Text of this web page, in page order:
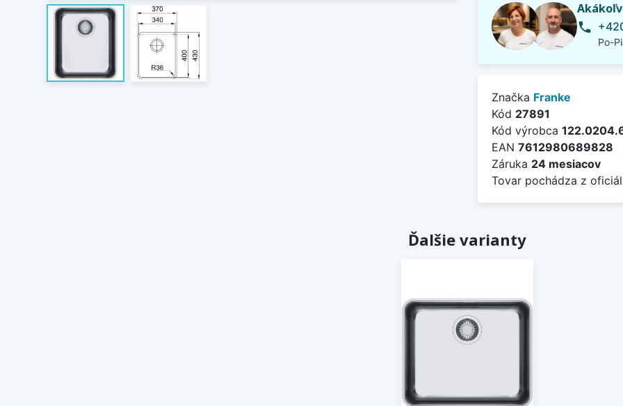
phone
Po-
Značka Franke
Kód 27891
Kód výrobca
EAN 7612980689828
Záruka 24 mesiacov
Tovar pochádza z
Ďalšie varianty